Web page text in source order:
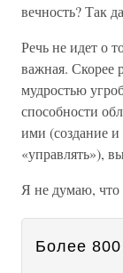
вечность? Так
Речь не идет о
важная. Скорее
мудростью
способности
ими (создание
«управлять»),
Я не думаю, что
Более 800